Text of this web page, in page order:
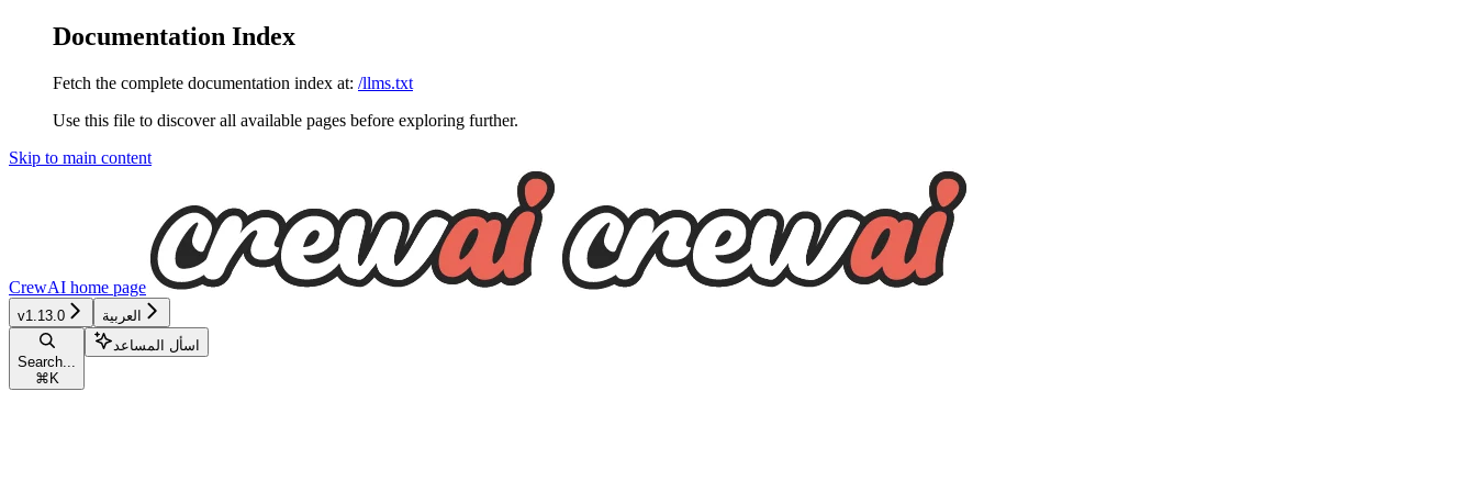
Documentation Index
Fetch the complete documentation index at: /llms.txt
Use this file to discover all available pages before exploring further.
Skip to main content
CrewAI home page
v1.13.0 العربية
Search...
⌘ K
اسأل المساعد